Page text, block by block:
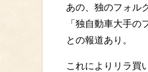
あの、独のフォル
「独自動車大手の
との報道あり。
これによりリラ買